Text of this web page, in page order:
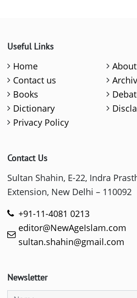
Useful Links
Home
Contact us
Books
Dictionary
Privacy Policy
Contact Us
Sultan Shahin, E-22, Indra
Extension, New Delhi – 110092
+91-11-4081 0213
editor@NewAgeIslam.com
sultan.shahin@gmail.com
Newsletter